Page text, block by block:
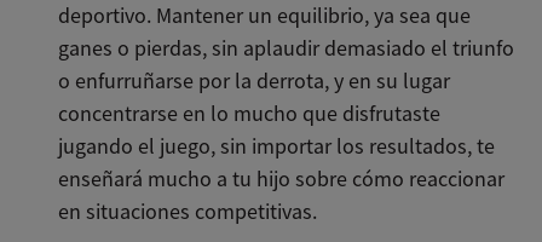
deportivo. Mantener un equilibrio, ya sea que
ganes o pierdas, sin aplaudir demasiado el triunfo
o enfurruñarse por la derrota, y en su lugar
concentrarse en lo mucho que disfrutaste
jugando el juego, sin importar los resultados, te
enseñará mucho a tu hijo sobre cómo reaccionar
en situaciones competitivas.